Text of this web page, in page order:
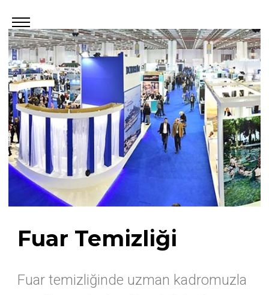
Fuar Temizliği
Fuar temizliğinde uzman kadromuzla